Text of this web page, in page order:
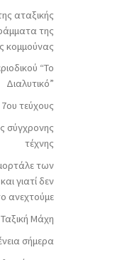
αταξικής
της
κομμούνας
“Το
Διαλυτικό”
τεύχους
σύγχρονης
τέχνης
των
γιατί δεν
ανεχτούμε
Ταξική Μάχη
σήμερα